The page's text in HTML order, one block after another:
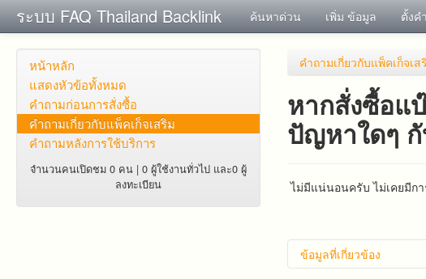
ระบบ FAQ Thailand Backlink ค้นหาด่วน เพิ่ม ข้อมูล ตั้งค
หน้าหลัก
แสดงหัวข้อทั้งหมด
คำถาม​ก่อน​การ​สั่งซื้อ​
คำถาม​เกี่ยว​กับ​แพ็คเก็จ​เสริม
คำถามหลังการใช้บริการ
จำนวนคนเปิดชม 0 คน | 0 ผู้ใช้งานทั่วไป และ0 ผู้
ลงทะเบียน
คำถาม​เกี่ยว​กับ​แพ็คเก็จ​เส
หากสั่งซื้อแ
ปัญหาใดๆ
ไม่มีแน่นอนครับ ไม่เคยมีก
ข้อมูลที่เกี่ยวข้อง